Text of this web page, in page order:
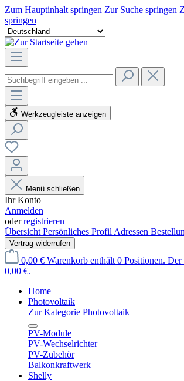
Zum Hauptinhalt springen Zur Suche springen
springen
Werkzeugleiste anzeigen
Menü schließen
Ihr Konto
Anmelden
oderregistrieren
Übersicht Persönliches Profil Adressen
Vertrag widerrufen
0,00 € Warenkorb enthält 0 Positionen.
0,00 €.
Home
Photovoltaik
Zur Kategorie Photovoltaik
PV-Module
PV-Wechselrichter
PV-Zubehör
Balkonkraftwerk
Shelly